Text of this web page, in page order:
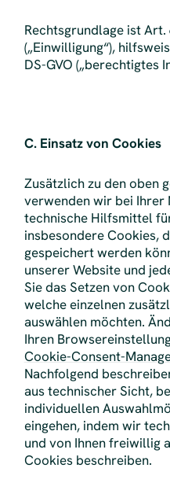
Rechtsgrundlage ist Art.
(„Einwilligung“),
DS-GVO („berechtigtes
C. Einsatz von Cookies
Zusätzlich zu den oben
verwenden wir bei Ihrer
technische Hilfsmittel
insbesondere Cookies,
gespeichert werden
unserer Website und
Sie das Setzen von
welche einzelnen
auswählen möchten.
Ihren
Cookie-Consent-
Nachfolgend
aus technischer Sicht,
individuellen
eingehen, indem wir
und von Ihnen freiwillig
Cookies beschreiben.